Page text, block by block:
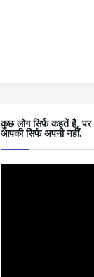
कुछ लोग सिर्फ कहतें है,
आपकी सिर्फ अपनी नहीं.